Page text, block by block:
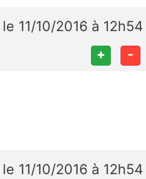
le 11/10/2016 à 12h54
+ -
le 11/10/2016 à 12h54